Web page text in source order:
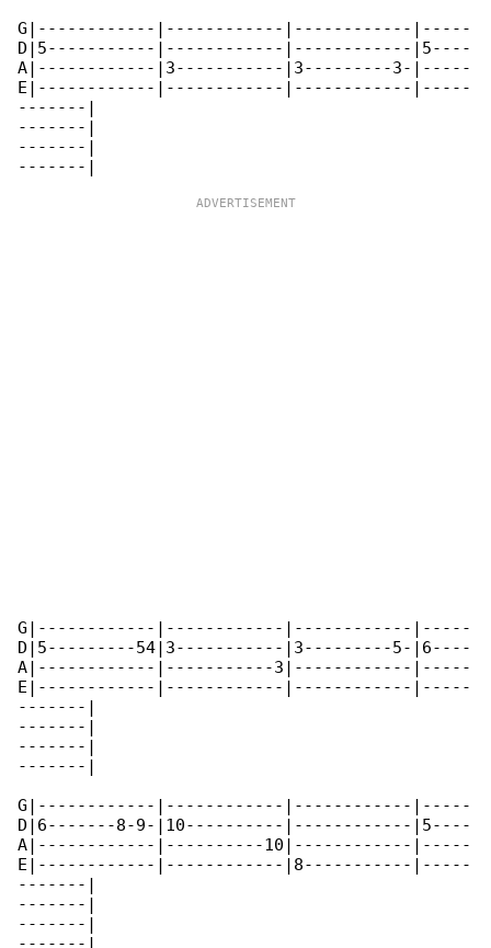
G|------------|------------|------------|-----
D|5-----------|------------|------------|5----
A|------------|3-----------|3---------3-|-----
E|------------|------------|------------|-----
-------|
-------|
-------|
G|------------|------------|------------|-----
D|5---------54|3-----------|3---------5-|6----
A|------------|-----------3|------------|-----
E|------------|------------|------------|-----
-------|
-------|
-------|
-------|
G|------------|------------|------------|-----
D|6-------8-9-|10----------|------------|5----
A|------------|----------10|------------|-----
E|------------|------------|8-----------|-----
-------|
-------|
-------|
-------|